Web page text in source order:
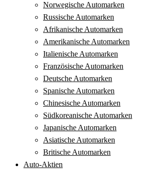
Norwegische Automarken
Russische Automarken
Afrikanische Automarken
Amerikanische Automarken
Italienische Automarken
Französische Automarken
Deutsche Automarken
Spanische Automarken
Chinesische Automarken
Südkoreanische Automarken
Japanische Automarken
Asiatische Automarken
Britische Automarken
Auto-Aktien